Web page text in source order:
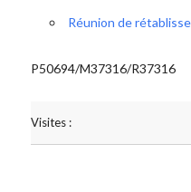
Réunion de
P50694/M37316/R37316
Visites :